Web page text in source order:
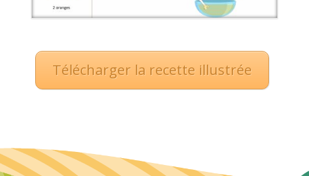
Télécharger la recette illustrée